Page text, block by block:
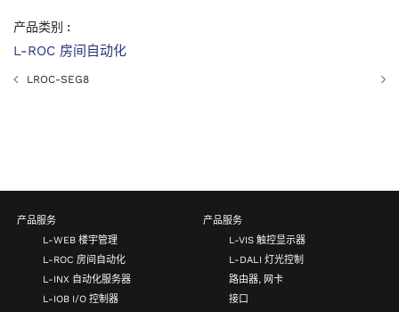
产品类别 :
L-ROC 房间自动化
LROC-SEG8
产品服务
L-WEB 楼宇管理
L-ROC 房间自动化
L-INX 自动化服务器
L-IOB I/O 控制器
产品服务
L-VIS 触控显示器
L-DALI 灯光控制
路由器, 网卡
接口